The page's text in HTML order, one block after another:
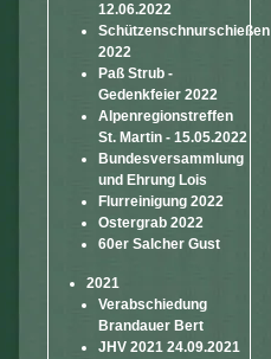
12.06.2022
Schützenschnurschießen
2022
Paß Strub -
Gedenkfeier 2022
Alpenregionstreffen
St. Martin - 15.05.2022
Bundesversammlung
und Ehrung Lois
Flurreinigung 2022
Ostergrab 2022
60er Salcher Gust
2021
Verabschiedung
Brandauer Bert
JHV 2021 24.09.2021